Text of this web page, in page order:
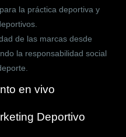
la práctica deportiva y
de las marcas desde
la responsabilidad social
en vivo
Deportivo